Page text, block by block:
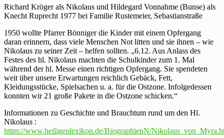
Richard Kröger als Nikolaus und Hildegard Vonnahme (Bunse) als
Knecht Ruprecht 1977 bei Familie Rustemeier, Sebastianstraße
1950 wollte Pfarrer Bönniger die Kinder mit einem Opfergang
daran erinnern, dass viele Menschen Not litten und sie ihnen – wie
Nikolaus zu seiner Zeit – helfen sollten. „6.12. Aus Anlass des
Festes des hl. Nikolaus machten die Schulkinder zum 1. Mal
während der hl. Messe einen richtigen Opfergang. Sie spendeten
weit über unsere Erwartungen reichlich Gebäck, Fett,
Kleidungsstücke, Spielsachen u. a. für die Ostzone. Infolgedessen
konnten wir 21 große Pakete in die Ostzone schicken.“
Informationen zu Geschichte und Brauchtum rund um den Hl.
Nikolaus :
https://www.heiligenlexikon.de/BiographienN/